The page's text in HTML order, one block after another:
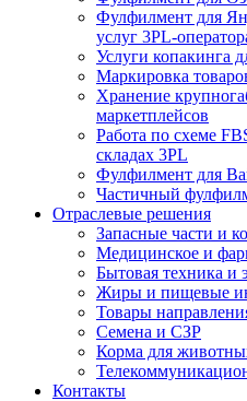
Фулфилмент для
услуг 3PL-
Услуги копакинга
Маркировка
Хранение
маркетплейсов
Работа по схеме
складах 3PL
Фулфилмент для
Частичный
Отраслевые решения
Запасные части и
Медицинское и
Бытовая техника и
Жиры и пищевые
Товары
Семена и СЗР
Корма для
Контакты